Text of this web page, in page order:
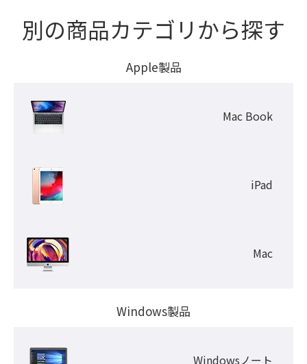
別の商品カテゴリから探す
Apple製品
Mac Book
iPad
Mac
Windows製品
Windowsノート